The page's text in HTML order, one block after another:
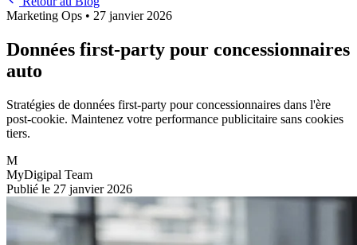
Marketing Ops • 27 janvier 2026
Données first-party pour concessionnaires
auto
Stratégies de données first-party pour concessionnaires dans l'ère
post-cookie. Maintenez votre performance publicitaire sans cookies
tiers.
M
MyDigipal Team
Publié le 27 janvier 2026